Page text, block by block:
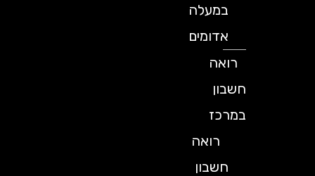
במעלה
אדומים
רואה
חשבון
במרכז
רואה
חשבון